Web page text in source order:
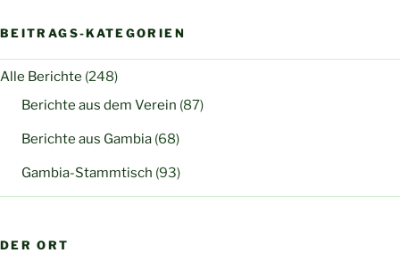
BEITRAGS-KATEGORIEN
Alle Berichte (248)
Berichte aus dem Verein (87)
Berichte aus Gambia (68)
Gambia-Stammtisch (93)
DER ORT